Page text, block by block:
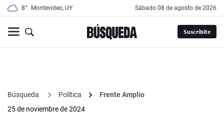
8° Montevideo, UY sábado 08 de agosto de 2026
Suscribite
Búsqueda Política
Frente Amplio
25 de noviembre de 2024